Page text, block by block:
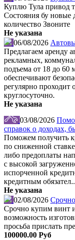
Куплю Тула привод
Состояния бу новые
количество Звоните
Не указана
06/08/2026
Предлагаем аренду
рекламных,
подъема от 18 до 60
обеспечивают
регулярно проходит
круглосуточно.
Не указана
03/08/2026
справок о доходах,
Поможем получить
по сниженной
либо предоплаты
с высокой
испорченной
кредитным
Не указана
02/08/2026
Срочно купим винт
возможность
просьба прислать
100000.00 Руб